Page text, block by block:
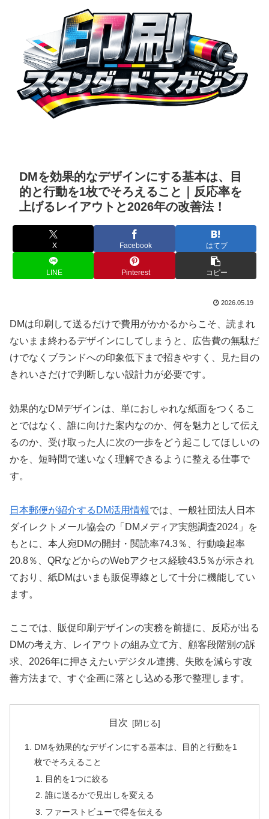
DMを効果的なデザインにする基本は、目
的と行動を1枚でそろえること｜反応率を
上げるレイアウトと2026年の改善法！
X Facebook はてブ
LINE Pinterest コピー
2026.05.19
DMは印刷して送るだけで費用がかかるからこそ、読まれ
ないまま終わるデザインにしてしまうと、広告費の無駄だ
けでなくブランドへの印象低下まで招きやすく、見た目の
きれいさだけで判断しない設計力が必要です。
効果的なDMデザインは、単におしゃれな紙面をつくるこ
とではなく、誰に向けた案内なのか、何を魅力として伝え
るのか、受け取った人に次の一歩をどう起こしてほしいの
かを、短時間で迷いなく理解できるように整える仕事で
す。
日本郵便が紹介するDM活用情報では、一般社団法人日本
ダイレクトメール協会の「DMメディア実態調査2024」を
もとに、本人宛DMの開封・閲読率74.3％、行動喚起率
20.8％、QRなどからのWebアクセス経験43.5％が示され
ており、紙DMはいまも販促導線として十分に機能してい
ます。
ここでは、販促印刷デザインの実務を前提に、反応が出る
DMの考え方、レイアウトの組み立て方、顧客段階別の訴
求、2026年に押さえたいデジタル連携、失敗を減らす改
善方法まで、すぐ企画に落とし込める形で整理します。
目次
DMを効果的なデザインにする基本は、目的と行動を1
枚でそろえること
目的を1つに絞る
誰に送るかで見出しを変える
ファーストビューで得を伝える